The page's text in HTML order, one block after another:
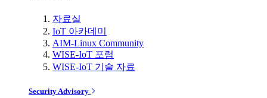
자료실
IoT 아카데미
AIM-Linux Community
WISE-IoT 포럼
WISE-IoT 기술 자료
Security Advisory